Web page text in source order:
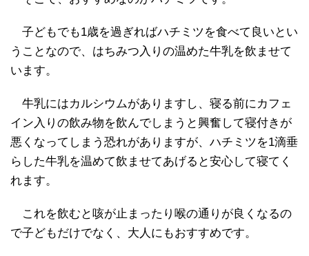
子どもでも1歳を過ぎればハチミツを食べて良いとい
うことなので、はちみつ入りの温めた牛乳を飲ませて
います。
牛乳にはカルシウムがありますし、寝る前にカフェ
イン入りの飲み物を飲んでしまうと興奮して寝付きが
悪くなってしまう恐れがありますが、ハチミツを1滴垂
らした牛乳を温めて飲ませてあげると安心して寝てく
れます。
これを飲むと咳が止まったり喉の通りが良くなるの
で子どもだけでなく、大人にもおすすめです。